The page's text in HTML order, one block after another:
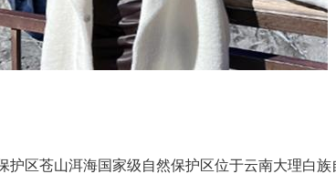
区苍山洱海国家级自然保护区位于云南大理白